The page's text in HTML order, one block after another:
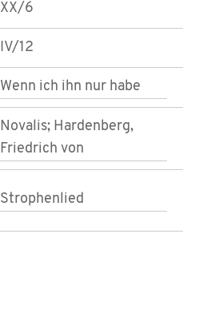
XX/6
IV/12
Wenn ich ihn nur habe
Novalis; Hardenberg,
Friedrich von
Strophenlied